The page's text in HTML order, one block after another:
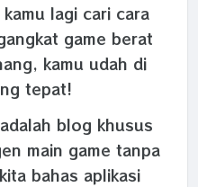
lagi cari cara
game berat
kamu udah di
tepat!
adalah blog khusus
main game tanpa
bahas aplikasi